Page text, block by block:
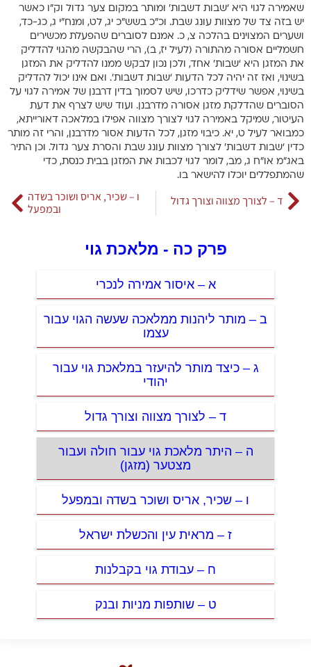
שאמירה לגוי היא ‘שבות דשבות’ ומותר במקום צער גדול וק”ו כאשר
יש בזה צד של מצוות עונג שבת. וכ”כ בשש”כ יג, לט, ומנח”י ג, כג-כד,
ושערים המצוינים בהלכה צ, כ. אמנם לסוברים שהפעלת מכשירים
חשמליים אסורה מהתורה (לעיל יז, ב), הרי שהבקשה מהגוי להדליק
את המזגן היא ‘שבות’ אחד, ולכן נכון לבקש ממנו להדליק את המזגן
בשינוי, ואז זה יהיה לכל הדעות ‘שבות דשבות’. ואם אינו יכול להדליק
בשינוי, אפשר שידליק כדרכו, שיש לסמוך בדין דרבנן של אמירה לגוי על
הסוברים שהדלקת מזגן אסורה מדרבנן. ועוד שיש לצרף את דעת
העיטור, שמיקל באמירה לגוי לצורך מצווה אפילו במלאכה דאורייתא,
כמבואר לעיל ט, יא. כיבוי מזגן, לכל הדעות אסור מדרבנן, והרי זה מותר
כדין ‘שבות דשבות’ לצורך מצוות עונג שבת והסרת צער גדול. וכן התיר
באג”מ או”ח ג, מב, לומר לגוי לכבות את המזגן בבית כנסת, כדי
שהמתפללים יוכלו להישאר בו.
ד – לצורך מצווה וצורך גדול
ו – שכיר, אריס ושוכר בשדה
ובמפעל
פרק כה - מלאכת גוי
א – איסור אמירה לנכרי
ב – מותר ליהנות ממלאכה שעשה הגוי עבור
עצמו
ג – כיצד מותר להיעזר במלאכת גוי עבור
יהודי
ד – לצורך מצווה וצורך גדול
ה – היתר מלאכת גוי עבור חולה ועבור
מצטער (מזגן)
ו – שכיר, אריס ושוכר בשדה ובמפעל
ז – מראית עין והכשלת ישראל
ח – עבודת גוי בקבלנות
ט – שותפות מניות ובנק